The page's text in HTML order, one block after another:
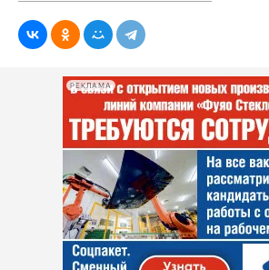
РЕКЛАМА